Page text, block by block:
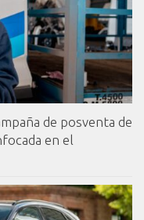
de posventa de
en el